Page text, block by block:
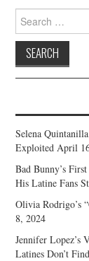
Search
for:
Selena
Exploited April
Bad Bunny’s
His Latine Fans
Olivia Rodrigo’s
8, 2024
Jennifer Lopez’s
Latines Don’t